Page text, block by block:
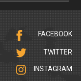
FACEBOOK
TWITTER
INSTAGRAM